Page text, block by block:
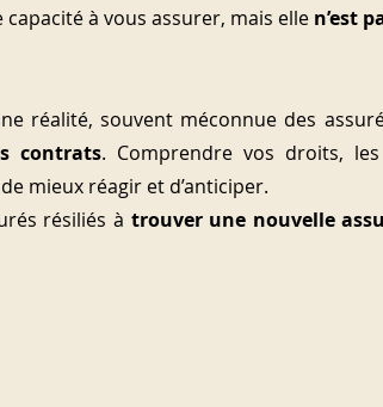
à vous assurer, mais elle n’est
contrats. Comprendre vos droits,
mieux réagir et d’anticiper.
résiliés à trouver une nouvelle